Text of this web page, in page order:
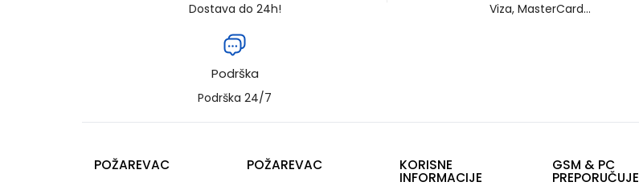
Dostava do 24h! Viza, MasterCard...
Podrška
Podrška 24/7
POŽAREVAC POŽAREVAC KORISNE
INFORMACIJE
GSM & PC
PREPORUČUJE